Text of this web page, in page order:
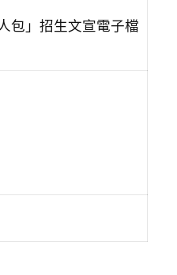
包」招生文宣電子檔